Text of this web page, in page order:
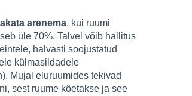
arenema, kui ruumi
üle 70%. Talvel võib hallitus
halvasti soojustatud
külmasildadele
Mujal eluruumides tekivad
sest ruume köetakse ja see